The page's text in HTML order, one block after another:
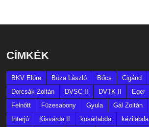
CÍMKÉK
BKV Előre Bóza László Bőcs Cigánd
Dorcsák Zoltán
DVSC II DVTK II Eger
Felnőtt
Füzesabony Gyula Gál Zoltán
Interjú
Kisvárda II kosárlabda kézilabda